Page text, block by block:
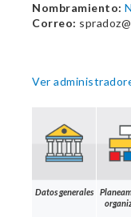
Nombramiento:
Correo:
Ver
Datos generales